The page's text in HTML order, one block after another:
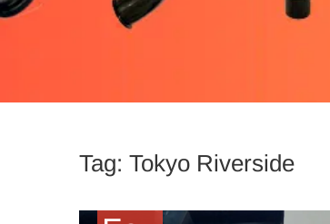
Tag: Tokyo Riverside